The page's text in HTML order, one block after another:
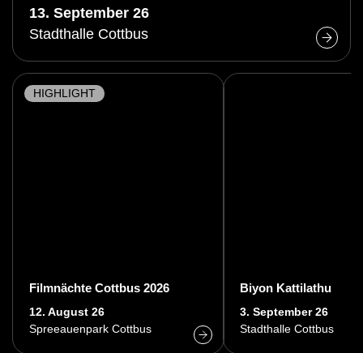
13. September 26
Stadthalle Cottbus
HIGHLIGHT
Filmnächte Cottbus 2026
12. August 26
Spreeauenpark Cottbus
Biyon Kattilathu
3. September 26
Stadthalle Cottbus